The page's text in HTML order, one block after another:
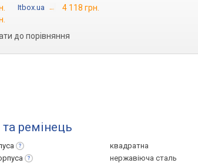
Itbox.ua → 4 118 грн.
до порівняння
ремінець
квадратна
нержавіюча сталь